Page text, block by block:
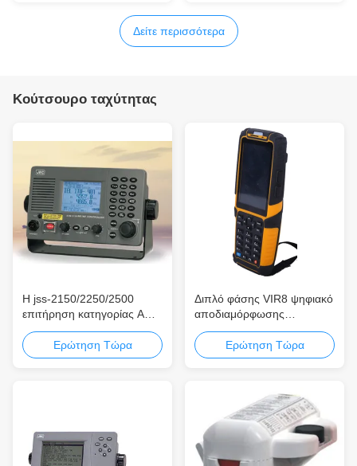
Δείτε περισσότερα
Κούτσουρο ταχύτητας
Η jss-2150/2250/2500
επιτήρηση κατηγορίας Α
6CH DSC MF/HF
ενσωμάτωσε το ραδιο
διαισθητικό ενδιάμεσο με
Ερώτηση Τώρα
Διπλό φάσης VIR8 ψηφιακό
αποδιαμόρφωσης
αναγνωριστικών σημάτων
φως μεγέθους ελεγκτών
μικρό στη μικρή δύναμη
Ερώτηση Τώρα